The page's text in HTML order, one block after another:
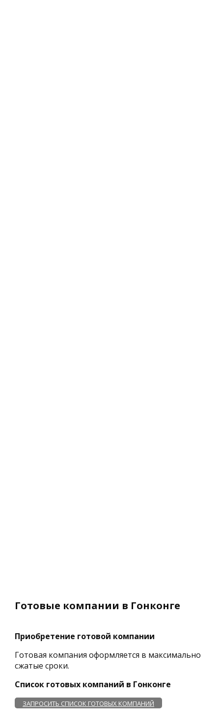
Готовые компании в Гонконге
Приобретение готовой компании
Готовая компания оформляется в максимально
сжатые сроки.
Список готовых компаний в Гонконге
ЗАПРОСИТЬ СПИСОК ГОТОВЫХ КОМПАНИЙ